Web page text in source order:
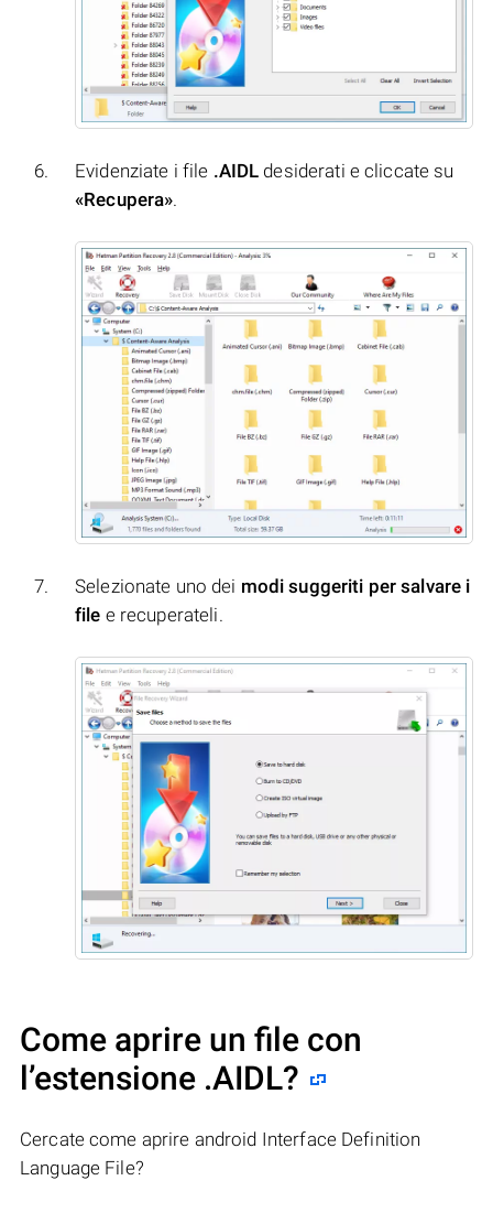
Evidenziate i file .AIDL desiderati e cliccate su
«Recupera».
Selezionate uno dei modi suggeriti per salvare i
file e recuperateli.
Come aprire un file con
l’estensione .AIDL?
Cercate come aprire android Interface Definition
Language File?